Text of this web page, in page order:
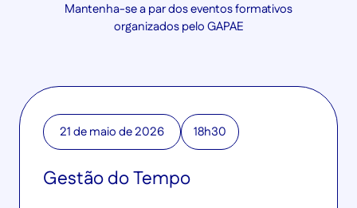
Mantenha-se a par dos eventos formativos
organizados pelo GAPAE
21 de maio de 2026 18h30
Gestão do Tempo